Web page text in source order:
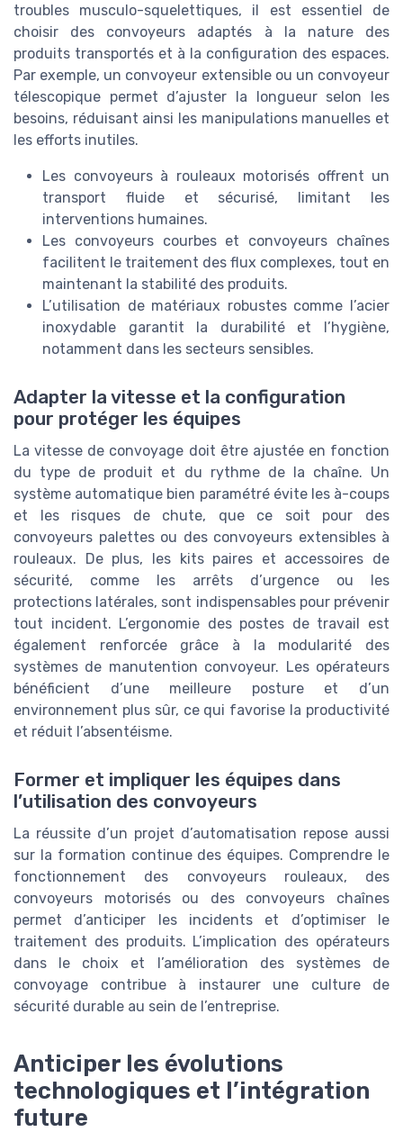
troubles musculo-squelettiques, il est essentiel de
choisir des convoyeurs adaptés à la nature des
produits transportés et à la configuration des espaces.
Par exemple, un convoyeur extensible ou un convoyeur
télescopique permet d’ajuster la longueur selon les
besoins, réduisant ainsi les manipulations manuelles et
les efforts inutiles.
Les convoyeurs à rouleaux motorisés offrent un
transport fluide et sécurisé, limitant les
interventions humaines.
Les convoyeurs courbes et convoyeurs chaînes
facilitent le traitement des flux complexes, tout en
maintenant la stabilité des produits.
L’utilisation de matériaux robustes comme l’acier
inoxydable garantit la durabilité et l’hygiène,
notamment dans les secteurs sensibles.
Adapter la vitesse et la configuration
pour protéger les équipes
La vitesse de convoyage doit être ajustée en fonction
du type de produit et du rythme de la chaîne. Un
système automatique bien paramétré évite les à-coups
et les risques de chute, que ce soit pour des
convoyeurs palettes ou des convoyeurs extensibles à
rouleaux. De plus, les kits paires et accessoires de
sécurité, comme les arrêts d’urgence ou les
protections latérales, sont indispensables pour prévenir
tout incident. L’ergonomie des postes de travail est
également renforcée grâce à la modularité des
systèmes de manutention convoyeur. Les opérateurs
bénéficient d’une meilleure posture et d’un
environnement plus sûr, ce qui favorise la productivité
et réduit l’absentéisme.
Former et impliquer les équipes dans
l’utilisation des convoyeurs
La réussite d’un projet d’automatisation repose aussi
sur la formation continue des équipes. Comprendre le
fonctionnement des convoyeurs rouleaux, des
convoyeurs motorisés ou des convoyeurs chaînes
permet d’anticiper les incidents et d’optimiser le
traitement des produits. L’implication des opérateurs
dans le choix et l’amélioration des systèmes de
convoyage contribue à instaurer une culture de
sécurité durable au sein de l’entreprise.
Anticiper les évolutions
technologiques et l’intégration
future